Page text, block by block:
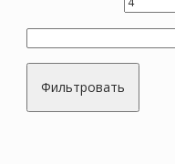
Фильтровать